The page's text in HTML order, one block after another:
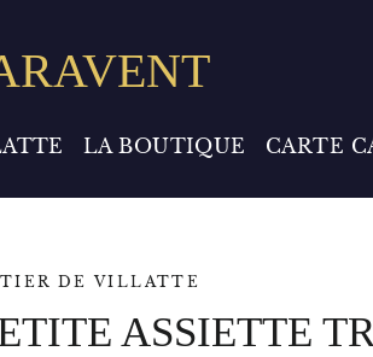
LA BOUTIQUE CARTE
DE VILLATTE
ASSIETTE